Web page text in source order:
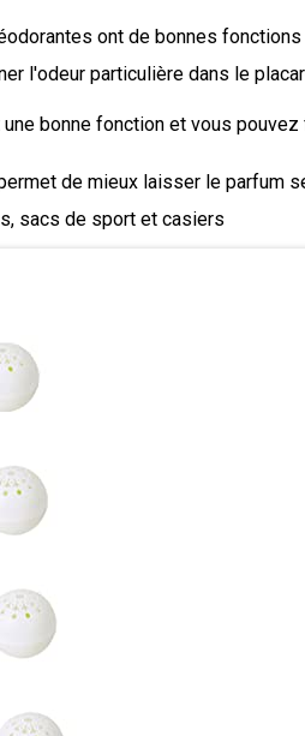
ont de bonnes
l'odeur particulière dans le
bonne fonction et vous
permet de mieux laisser le
sacs de sport et casiers